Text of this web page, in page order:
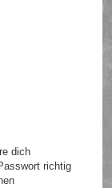
dich
richtig